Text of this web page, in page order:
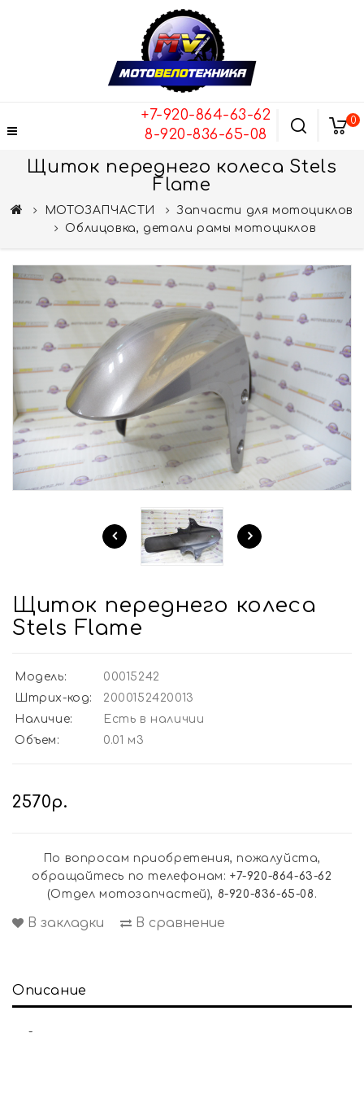
+7-920-864-63-62
8-920-836-65-08
0
Щиток переднего колеса Stels
Flame
МОТОЗАПЧАСТИ
Запчасти для мотоциклов
Облицовка, детали рамы мотоциклов
Щиток переднего колеса
Stels Flame
Модель:
00015242
Штрих-код:
2000152420013
Наличие:
Есть в наличии
Объем:
0.01 м3
2570р.
По вопросам приобретения, пожалуйста,
обращайтесь по телефонам: +7-920-864-63-62
(Отдел мотозапчастей), 8-920-836-65-08 .
В закладки В сравнение
Описание
-